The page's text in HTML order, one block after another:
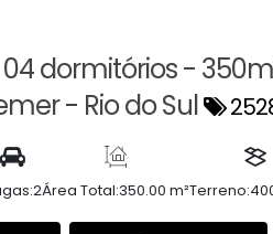
dormitórios -
- Rio do Sul
2Área Total:350.00 m²Terreno: